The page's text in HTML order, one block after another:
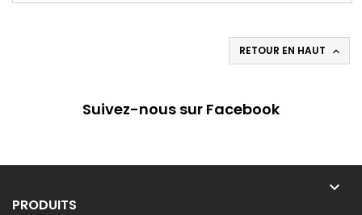
RETOUR EN HAUT 
Suivez-nous sur Facebook
PRODUITS
